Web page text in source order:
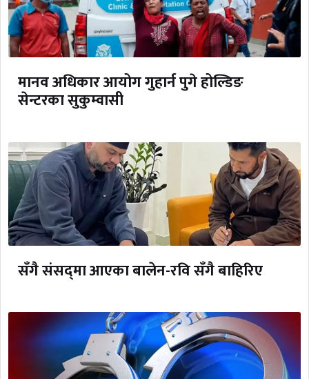
मानव अधिकार आयोग गुहार्न पुगे होल्डिङ
सेन्टरका सुकुम्वासी
सँगै संसद्‌मा आएका बालेन-रवि सँगै बाहिरिए